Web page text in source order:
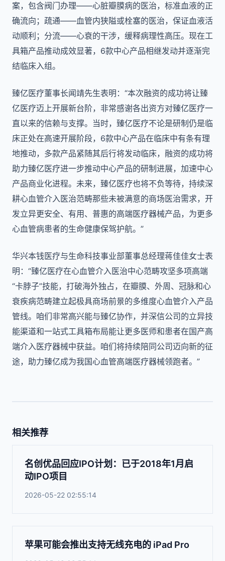
案，包含阀门办理——心脏瓣膜病的医治，标准血液的正
确流向；疏通——血管内狭隘或栓塞的医治，保证血液活
动顺利；分流——心衰的干涉，缓释病理性高压。现在工
具箱产品推动成效显著，6款中心产品相继发动并逐渐完
结临床入组。
臻亿医疗董事长闻靖先生表明：“本次融资的成功将让臻
亿医疗迈上开展新台阶，非常感谢各出资方对臻亿医疗一
直以来的信赖与支撑。当时，臻亿医疗不论是研制仍是临
床正处在高速开展阶段，6款中心产品在临床中有条有理
地推动，多款产品紧随其后行将发动临床，融资的成功将
助力臻亿医疗进一步推动中心产品的研制进展，加速中心
产品商业化进程。未来，臻亿医疗也将不负等待，持续深
耕心血管介入医治范畴那些未被满意的商场医治需求，开
发立异更安全、有用、普惠的高端医疗器械产品，为更多
心血管病患者的生命健康保驾护航。”
华兴本钱医疗与生命科技事业部董事总经理蒋佳佳女士表
明：“臻亿医疗在心血管介入医治中心范畴攻坚多项高端
“卡脖子”技能，打破海外独占，在瓣膜、外周、冠脉和心
衰疾病范畴建立起极具商场前景的多维度心血管介入产品
管线。咱们非常高兴能与臻亿协作，并深信公司的立异技
能渠道和一站式工具箱布局能让更多医师和患者在国产高
端介入医疗器械中获益。咱们将持续陪同公司迈向新的征
途，助力臻亿成为我国心血管高端医疗器械领跑者。”
相关推荐
名创优品回应IPO计划：已于2018年1月启
动IPO项目
2026-05-22 02:55:14
苹果可能会推出支持无线充电的 iPad Pro